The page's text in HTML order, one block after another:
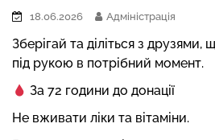
18.06.2026 Адміністрація
Зберігай та діліться з
під рукою в потрібний момент.
За 72 години до донації
Не вживати ліки та вітаміни.